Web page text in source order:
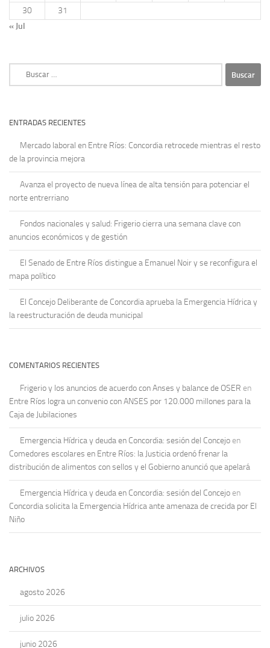
30
31
« Jul
Buscar:
ENTRADAS RECIENTES
Mercado laboral en Entre Ríos: Concordia retrocede mientras el resto
de la provincia mejora
Avanza el proyecto de nueva línea de alta tensión para potenciar el
norte entrerriano
Fondos nacionales y salud: Frigerio cierra una semana clave con
anuncios económicos y de gestión
El Senado de Entre Ríos distingue a Emanuel Noir y se reconfigura el
mapa político
El Concejo Deliberante de Concordia aprueba la Emergencia Hídrica y
la reestructuración de deuda municipal
COMENTARIOS RECIENTES
Frigerio y los anuncios de acuerdo con Anses y balance de OSER en
Entre Ríos logra un convenio con ANSES por 120.000 millones para la
Caja de Jubilaciones
Emergencia Hídrica y deuda en Concordia: sesión del Concejo en
Comedores escolares en Entre Ríos: la Justicia ordenó frenar la
distribución de alimentos con sellos y el Gobierno anunció que apelará
Emergencia Hídrica y deuda en Concordia: sesión del Concejo en
Concordia solicita la Emergencia Hídrica ante amenaza de crecida por El
Niño
ARCHIVOS
agosto 2026
julio 2026
junio 2026